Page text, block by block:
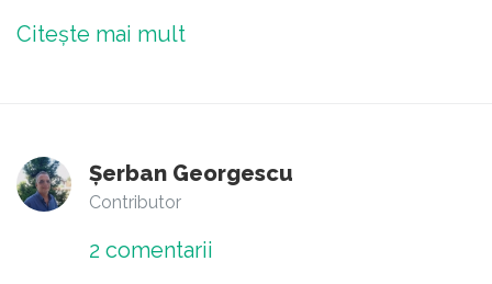
Citește mai mult
Șerban Georgescu
Contributor
2 comentarii